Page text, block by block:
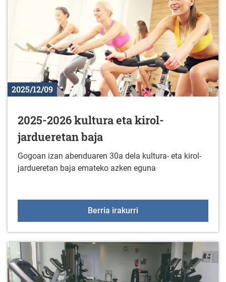
2025/12/09
2025-2026 kultura eta kirol-
jardueretan baja
Gogoan izan abenduaren 30a dela kultura- eta kirol-
jardueretan baja emateko azken eguna
Berria irakurri